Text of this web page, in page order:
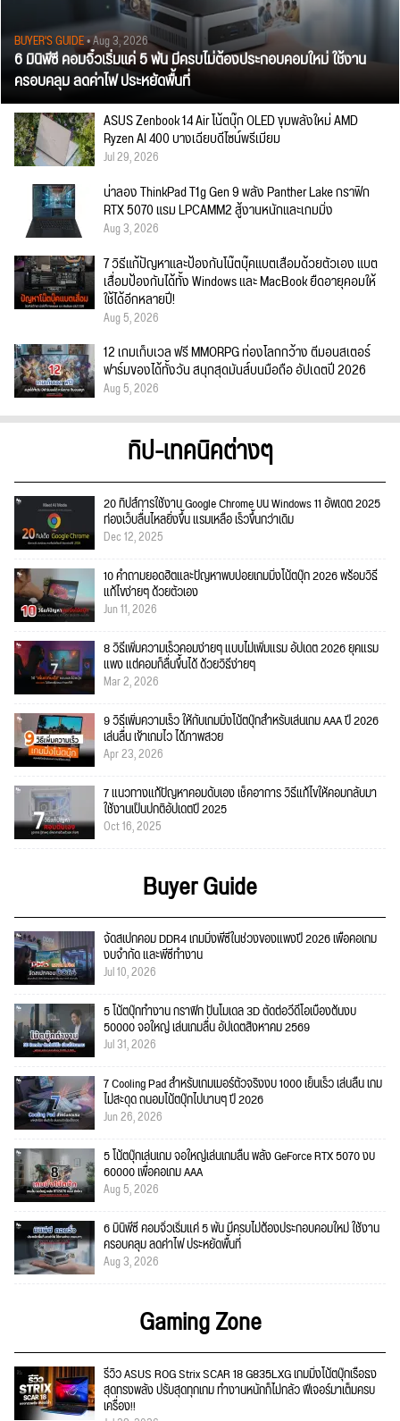
BUYER'S GUIDE• Aug 3, 2026
6 มินิพีซี คอมจิ๋วเริ่มแค่ 5 พัน มีครบไม่ต้องประกอบคอมใหม่ ใช้งาน
ครอบคลุม ลดค่าไฟ ประหยัดพื้นที่
ASUS Zenbook 14 Air โน้ตบุ๊ก OLED ขุมพลังใหม่ AMD
Ryzen AI 400 บางเฉียบดีไซน์พรีเมียม
Jul 29, 2026
น่าลอง ThinkPad T1g Gen 9 พลัง Panther Lake กราฟิก
RTX 5070 แรม LPCAMM2 สู้งานหนักและเกมมิ่ง
Aug 3, 2026
7 วิธีแก้ปัญหาและป้องกันโน๊ตบุ๊คแบตเสื่อมด้วยตัวเอง แบต
เสื่อมป้องกันได้ทั้ง Windows และ MacBook ยืดอายุคอมให้
ใช้ได้อีกหลายปี!
Aug 5, 2026
12 เกมเก็บเวล ฟรี MMORPG ท่องโลกกว้าง ตีมอนสเตอร์
ฟาร์มของได้ทั้งวัน สนุกสุดมันส์บนมือถือ อัปเดตปี 2026
Aug 5, 2026
ทิป-เทคนิคต่างๆ
20 ทิปส์การใช้งาน Google Chrome บน Windows 11 อัพเดต 2025
ท่องเว็บลื่นไหลยิ่งขึ้น แรมเหลือ เร็วขึ้นกว่าเดิม
Dec 12, 2025
10 คำถามยอดฮิตและปัญหาพบบ่อยเกมมิ่งโน้ตบุ๊ก 2026 พร้อมวิธี
แก้ไขง่ายๆ ด้วยตัวเอง
Jun 11, 2026
8 วิธีเพิ่มความเร็วคอมง่ายๆ แบบไม่เพิ่มแรม อัปเดต 2026 ยุคแรม
แพง แต่คอมก็ลื่นขึ้นได้ ด้วยวิธีง่ายๆ
Mar 2, 2026
9 วิธีเพิ่มความเร็ว ให้กับเกมมิ่งโน้ตบุ๊กสำหรับเล่นเกม AAA ปี 2026
เล่นลื่น เข้าเกมไว ได้ภาพสวย
Apr 23, 2026
7 แนวทางแก้ปัญหาคอมดับเอง เช็คอาการ วิธีแก้ไขให้คอมกลับมา
ใช้งานเป็นปกติอัปเดตปี 2025
Oct 16, 2025
Buyer Guide
จัดสเปกคอม DDR4 เกมมิ่งพีซีในช่วงของแพงปี 2026 เพื่อคอเกม
งบจำกัด และพีซีทำงาน
Jul 10, 2026
5 โน้ตบุ๊กทำงาน กราฟิก ปั้นโมเดล 3D ตัดต่อวีดีโอเบื้องต้นงบ
50000 จอใหญ่ เล่นเกมลื่น อัปเดตสิงหาคม 2569
Jul 31, 2026
7 Cooling Pad สำหรับเกมเมอร์ตัวจริงงบ 1000 เย็นเร็ว เล่นลื่น เกม
ไม่สะดุด ถนอมโน้ตบุ๊กไปนานๆ ปี 2026
Jun 26, 2026
5 โน้ตบุ๊กเล่นเกม จอใหญ่เล่นเกมลื่น พลัง GeForce RTX 5070 งบ
60000 เพื่อคอเกม AAA
Aug 5, 2026
6 มินิพีซี คอมจิ๋วเริ่มแค่ 5 พัน มีครบไม่ต้องประกอบคอมใหม่ ใช้งาน
ครอบคลุม ลดค่าไฟ ประหยัดพื้นที่
Aug 3, 2026
Gaming Zone
รีวิว ASUS ROG Strix SCAR 18 G835LXG เกมมิ่งโน้ตบุ๊กเรือธง
สุดทรงพลัง ปรับสุดทุกเกม ทำงานหนักก็ไม่กลัว ฟีเจอร์มาเต็มครบ
เครื่อง!!